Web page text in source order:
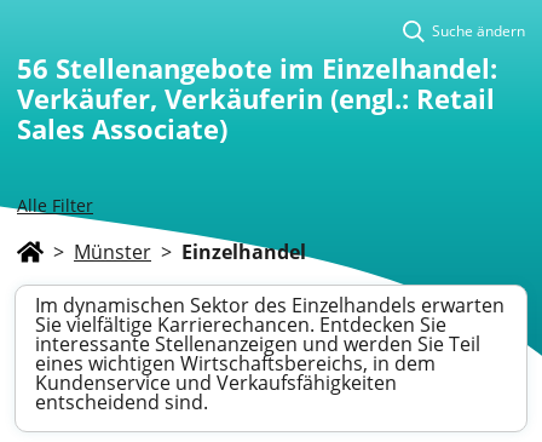
Alle Filter
Suche ändern
56 Stellenangebote im Einzelhandel:
Verkäufer, Verkäuferin (engl.: Retail
Sales Associate)
> Münster > Einzelhandel
Im dynamischen Sektor des Einzelhandels erwarten
Sie vielfältige Karrierechancen. Entdecken Sie
interessante Stellenanzeigen und werden Sie Teil
eines wichtigen Wirtschaftsbereichs, in dem
Kundenservice und Verkaufsfähigkeiten
entscheidend sind.